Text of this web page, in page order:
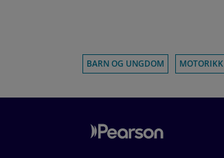
BARN OG UNGDOM MOTORIKK